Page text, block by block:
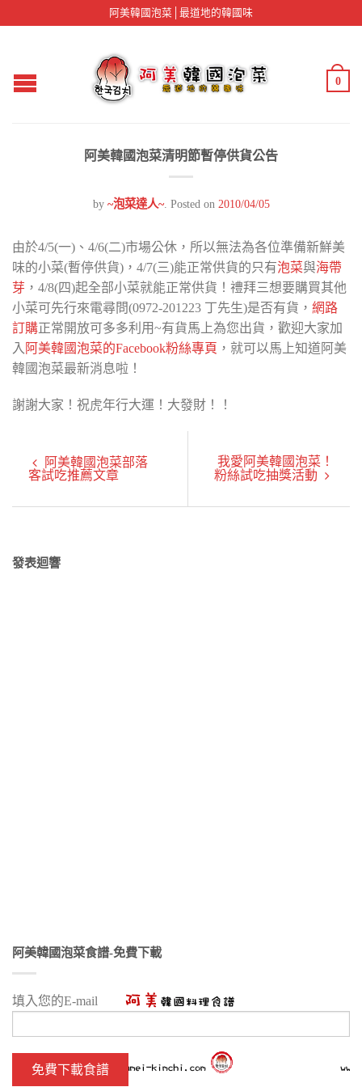
阿美韓國泡菜│最道地的韓國味
0
阿美韓國泡菜清明節暫停供貨公告
by ~泡菜達人~. Posted on 2010/04/05
由於4/5(一)、4/6(二)市場公休，所以無法為各位準備新鮮美
味的小菜(暫停供貨)，4/7(三)能正常供貨的只有泡菜與海帶
芽 ，4/8(四)起全部小菜就能正常供貨！ 禮拜三想要購買其他
小菜可先行來電尋問(0972-201223 丁先生)是否有貨， 網路
訂購正常開放可多多利用~有貨馬上為您出貨，歡迎大家加
入 阿美韓國泡菜的Facebook粉絲專頁 ，就可以馬上知道阿美
韓國泡菜最新消息啦！
謝謝大家！祝虎年行大運！大發財！！
阿美韓國泡菜部落
客試吃推薦文章
我愛阿美韓國泡菜！
粉絲試吃抽獎活動
發表迴響
阿美韓國泡菜食譜-免費下載
填入您的E-mail